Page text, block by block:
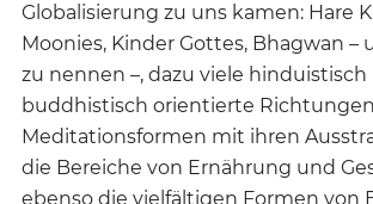
Globalisierung zu uns kamen: Hare
Moonies, Kinder Gottes, Bhagwan –
zu nennen –, dazu viele hinduistisch
buddhistisch orientierte
Meditationsformen mit ihren
die Bereiche von Ernährung und
ebenso die vielfältigen Formen von